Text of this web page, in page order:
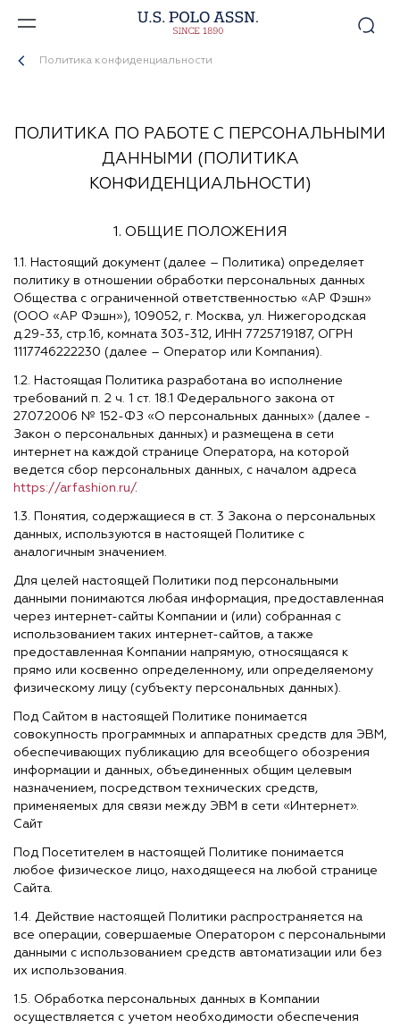
Политика конфиденциальности
ПОЛИТИКА ПО РАБОТЕ С ПЕРСОНАЛЬНЫМИ
ДАННЫМИ (ПОЛИТИКА
КОНФИДЕНЦИАЛЬНОСТИ)
1. ОБЩИЕ ПОЛОЖЕНИЯ
1.1. Настоящий документ (далее – Политика) определяет
политику в отношении обработки персональных данных
Общества с ограниченной ответственностью «АР Фэшн»
(ООО «АР Фэшн»), 109052, г. Москва, ул. Нижегородская
д.29-33, стр.16, комната 303-312, ИНН 7725719187, ОГРН
1117746222230 (далее – Оператор или Компания).
1.2. Настоящая Политика разработана во исполнение
требований п. 2 ч. 1 ст. 18.1 Федерального закона от
27.07.2006 № 152-ФЗ «О персональных данных» (далее -
Закон о персональных данных) и размещена в сети
интернет на каждой странице Оператора, на которой
ведется сбор персональных данных, с началом адреса
https://arfashion.ru/.
1.3. Понятия, содержащиеся в ст. 3 Закона о персональных
данных, используются в настоящей Политике с
аналогичным значением.
Для целей настоящей Политики под персональными
данными понимаются любая информация, предоставленная
через интернет-сайты Компании и (или) собранная с
использованием таких интернет-сайтов, а также
предоставленная Компании напрямую, относящаяся к
прямо или косвенно определенному, или определяемому
физическому лицу (субъекту персональных данных).
Под Сайтом в настоящей Политике понимается
совокупность программных и аппаратных средств для ЭВМ,
обеспечивающих публикацию для всеобщего обозрения
информации и данных, объединенных общим целевым
назначением, посредством технических средств,
применяемых для связи между ЭВМ в сети «Интернет».
Сайт
Под Посетителем в настоящей Политике понимается
любое физическое лицо, находящееся на любой странице
Сайта.
1.4. Действие настоящей Политики распространяется на
все операции, совершаемые Оператором с персональными
данными с использованием средств автоматизации или без
их использования.
1.5. Обработка персональных данных в Компании
осуществляется с учетом необходимости обеспечения